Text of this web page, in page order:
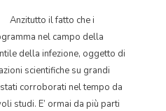
Anzitutto il fatto che i
nel campo della
della infezione, oggetto di
scientifiche su grandi
corroborati nel tempo da
studi. E’ ormai da più parti